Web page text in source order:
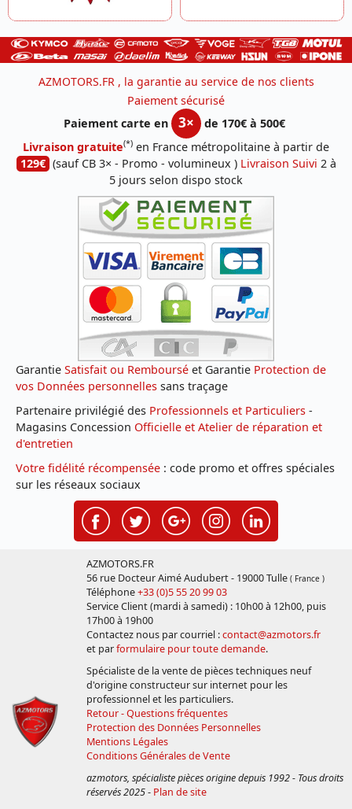
AZMOTORS.FR , la garantie au service de nos clients
Paiement sécurisé
Paiement carte en
3×
de 170€ à 500€
Livraison gratuite(*) en France métropolitaine à partir de
129€ (sauf CB 3× - Promo - volumineux ) Livraison Suivi 2 à
5 jours selon dispo stock
Garantie Satisfait ou Remboursé et Garantie Protection de
vos Données personnelles sans traçage
Partenaire privilégié des Professionnels et Particuliers -
Magasins Concession Officielle et Atelier de réparation et
d'entretien
Votre fidélité récompensée : code promo et offres spéciales
sur les réseaux sociaux
AZMOTORS.FR
56 rue Docteur Aimé Audubert - 19000 Tulle ( France )
Téléphone+33 (0)5 55 20 99 03
Service Client (mardi à samedi) : 10h00 à 12h00, puis
17h00 à 19h00
Contactez nous par courriel :contact@azmotors.fr
et parformulaire pour toute demande.
Spécialiste de la vente de pièces techniques neuf
d'origine constructeur sur internet pour les
professionnel et les particuliers.
Retour - Questions fréquentes
Protection des Données Personnelles
Mentions Légales
Conditions Générales de Vente
azmotors, spécialiste pièces origine depuis 1992 - Tous droits
réservés 2025- Plan de site